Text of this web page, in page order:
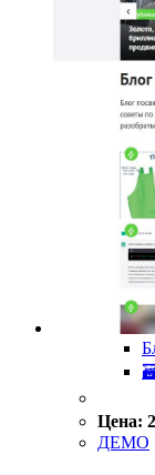
Цена:
ДЕМО